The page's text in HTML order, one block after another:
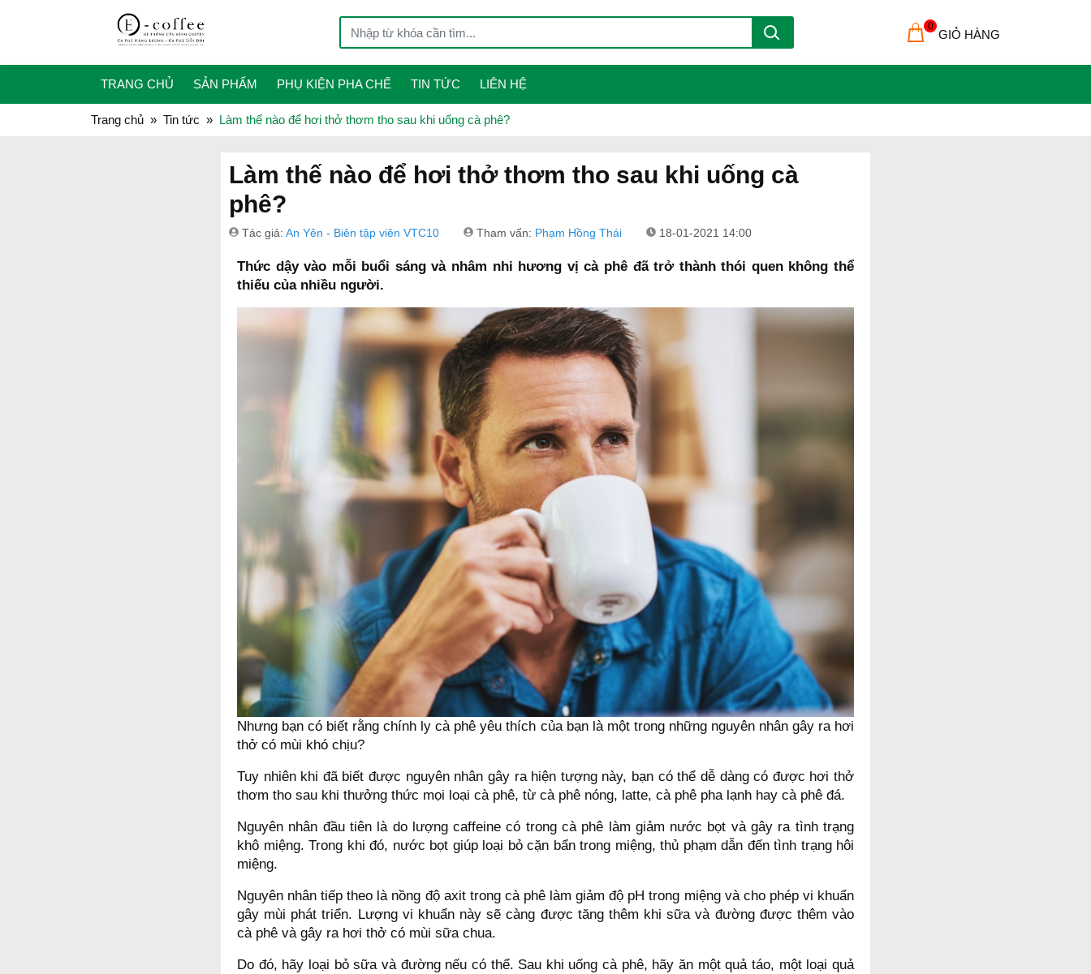
0
GIỎ HÀNG
TRANG CHỦ SẢN PHẨM PHỤ KIỆN PHA CHẾ TIN TỨC LIÊN HỆ
Trang chủ Tin tức Làm thế nào để hơi thở thơm tho sau khi uống cà phê?
Làm thế nào để hơi thở thơm tho sau khi uống cà
phê?
Tác giả: An Yên - Biên tập viên VTC10 Tham vấn: Phạm Hồng Thái 18-01-2021 14:00
Thức dậy vào mỗi buổi sáng và nhâm nhi hương vị cà phê đã trở thành thói quen không thể
thiếu của nhiều người.
Nhưng bạn có biết rằng chính ly cà phê yêu thích của bạn là một trong những nguyên nhân gây ra hơi
thở có mùi khó chịu?
Tuy nhiên khi đã biết được nguyên nhân gây ra hiện tượng này, bạn có thể dễ dàng có được hơi thở
thơm tho sau khi thưởng thức mọi loại cà phê, từ cà phê nóng, latte, cà phê pha lạnh hay cà phê đá.
Nguyên nhân đầu tiên là do lượng caffeine có trong cà phê làm giảm nước bọt và gây ra tình trạng
khô miệng. Trong khi đó, nước bọt giúp loại bỏ cặn bẩn trong miệng, thủ phạm dẫn đến tình trạng hôi
miệng.
Nguyên nhân tiếp theo là nồng độ axit trong cà phê làm giảm độ pH trong miệng và cho phép vi khuẩn
gây mùi phát triển. Lượng vi khuẩn này sẽ càng được tăng thêm khi sữa và đường được thêm vào
cà phê và gây ra hơi thở có mùi sữa chua.
Do đó, hãy loại bỏ sữa và đường nếu có thể. Sau khi uống cà phê, hãy ăn một quả táo, một loại quả